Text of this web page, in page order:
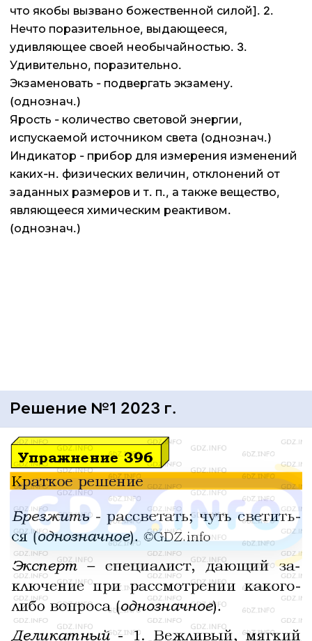
что якобы вызвано божественной силой]. 2.
Нечто поразительное, выдающееся,
удивляющее своей необычайностью. 3.
Удивительно, поразительно.
Экзаменовать - подвергать экзамену.
(однознач.)
Ярость - количество световой энергии,
испускаемой источником света (однознач.)
Индикатор - прибор для измерения изменений
каких-н. физических величин, отклонений от
заданных размеров и т. п., а также вещество,
являющееся химическим реактивом.
(однознач.)
Решение №1 2023 г.